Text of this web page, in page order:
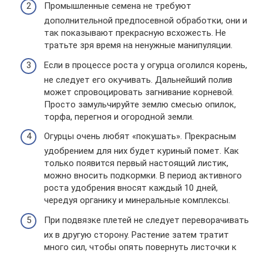
Промышленные семена не требуют
дополнительной предпосевной обработки, они и
так показывают прекрасную всхожесть. Не
тратьте зря время на ненужные манипуляции.
Если в процессе роста у огурца оголился корень,
не следует его окучивать. Дальнейший полив
может спровоцировать загнивание корневой.
Просто замульчируйте землю смесью опилок,
торфа, перегноя и огородной земли.
Огурцы очень любят «покушать». Прекрасным
удобрением для них будет куриный помет. Как
только появится первый настоящий листик,
можно вносить подкормки. В период активного
роста удобрения вносят каждый 10 дней,
чередуя органику и минеральные комплексы.
При подвязке плетей не следует переворачивать
их в другую сторону. Растение затем тратит
много сил, чтобы опять повернуть листочки к